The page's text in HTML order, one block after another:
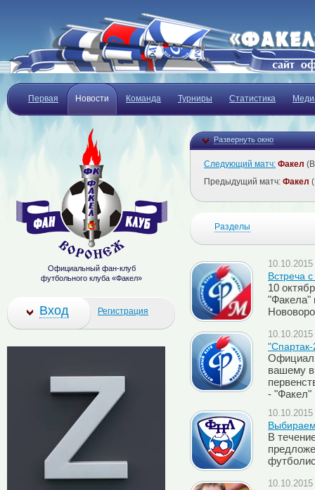
Первая Новости Команда Турниры Статистика
Развернуть окно
Следующий матч: Факел
Предыдущий матч: Факел
Разделы
Встреча
10
"Факела"
вашему
- "Факел"
В
Официальный фан-клуб
футбольного клуба «Факел»
Вход Регистрация